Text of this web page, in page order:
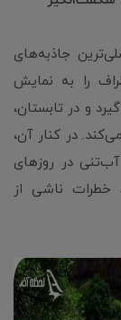
متر، یکی از اصلی‌ترین جاذبه‌های
را به نمایش
و در تابستان،
در کنار آن،
در روزهای
خطرات ناشی از